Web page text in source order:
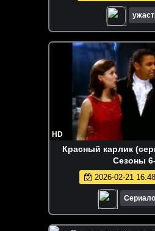
HD
Красный карлик
Сезоны
2026-02-21 16:48